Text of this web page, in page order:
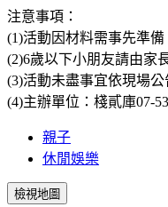
注意事項：
(1)活動因材料需事先準
(2)6歲以下小朋友請由家
(3)活動未盡事宜依現場公
(4)主辦單位：棧貳庫07-
親子
休閒娛樂
檢視地圖